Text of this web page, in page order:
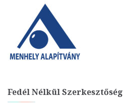
Fedél Nélkül Szerkesztőség